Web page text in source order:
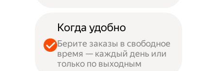
Когда удобно
Берите заказы в свободное
время — каждый день или
только по выходным